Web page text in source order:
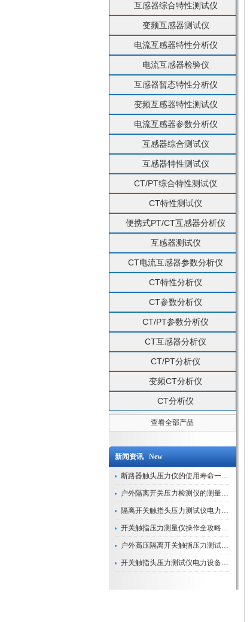
互感器综合特性测试仪
变频互感器测试仪
电流互感器特性分析仪
电流互感器检验仪
互感器暂态特性分析仪
变频互感器特性测试仪
电流互感器参数分析仪
互感器综合测试仪
互感器特性测试仪
CT/PT综合特性测试仪
CT特性测试仪
便携式PT/CT互感器分析仪
互感器测试仪
CT电流互感器参数分析仪
CT特性分析仪
CT参数分析仪
CT/PT参数分析仪
CT互感器分析仪
CT/PT分析仪
变频CT分析仪
CT分析仪
查看全部产品
新闻资讯 New
断路器触头压力仪的使用寿命一般是多久？
户外隔离开关压力检测仪的测量数据如何与GIS系统对接实现智能化运维？
隔离开关触指头压力测试仪电力系统安全运行的“定海神针”
开关触指压力测量仪操作全攻略：从准备到精准测量的实战指南
户外高压隔离开关触指压力测试仪的作用与价值
开关触指头压力测试仪电力设备安全的“隐形守护者”